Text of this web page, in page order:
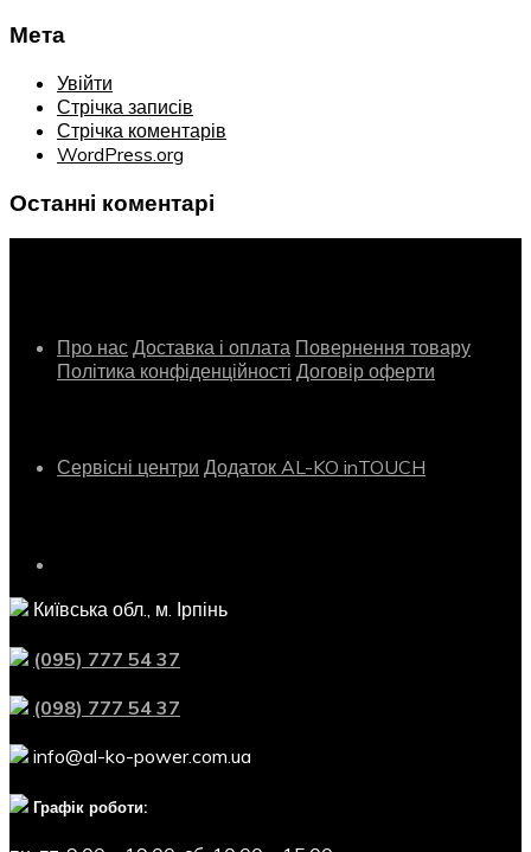
Мета
Увійти
Стрічка записів
Стрічка коментарів
WordPress.org
Останні коментарі
Про нас Доставка і оплата Повернення товару
Політика конфіденційності Договір оферти
Сервісні центри Додаток AL-KO inTOUCH
Київська обл., м. Ірпінь
(095) 777 54 37
(098) 777 54 37
info@al-ko-power.com.ua
Графік роботи: